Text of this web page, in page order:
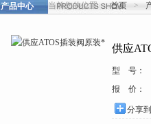
产品中心 当前您的位置： 首页 >
供应
型 号：
报 价：
分享